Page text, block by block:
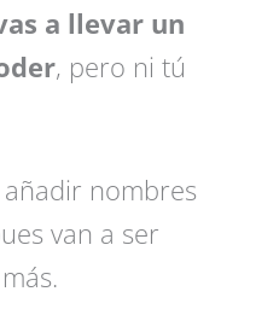
a llevar un
, pero ni tú
nombres
van a ser